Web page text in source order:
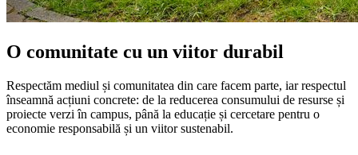
O comunitate cu un viitor durabil
Respectăm mediul și comunitatea din care facem parte, iar respectul
înseamnă acțiuni concrete: de la reducerea consumului de resurse și
proiecte verzi în campus, până la educație și cercetare pentru o
economie responsabilă și un viitor sustenabil.